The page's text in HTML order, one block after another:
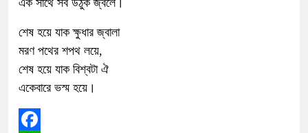
এক সাথে সব উঠুক জ্বলে।
শেষ হয়ে যাক ক্ষুধার জ্বালা
মরণ পথের শপথ লয়ে,
শেষ হয়ে যাক বিশ্বটা ঐ
একেবারে ভস্ম হয়ে।